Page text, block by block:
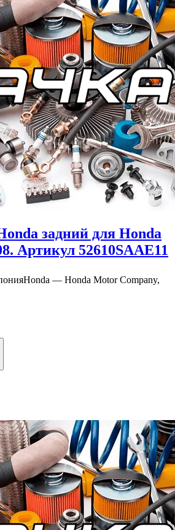
задний для Honda
Артикул 52610SAAE11
Honda — Honda Motor Company,